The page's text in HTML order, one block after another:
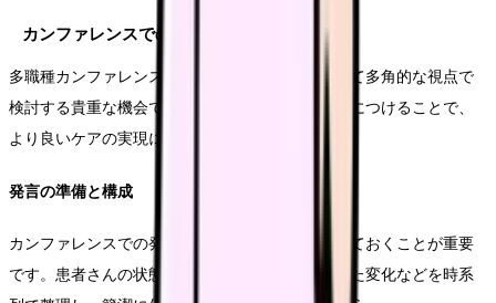
カンファレンスでの発言術
多職種カンファレンスは、患者さんのケアについて多角的な視点で
検討する貴重な機会です。効果的な発言方法を身につけることで、
より良いケアの実現につながります。
発言の準備と構成
カンファレンスでの発言は、事前に要点を整理しておくことが重要
です。患者さんの状態、実施したケア、観察された変化などを時系